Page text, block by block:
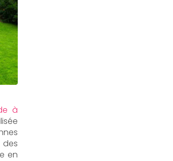
à
des
en